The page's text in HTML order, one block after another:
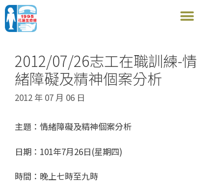
2012/07/26志工在職訓練-情
緒障礙及精神個案分析
2012 年 07 月 06 日
主題：情緒障礙及精神個案分析
日期：101年7月26日(星期四)
時間：晚上七時至九時